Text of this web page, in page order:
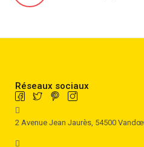
Réseaux sociaux
2 Avenue Jean Jaurès, 54500